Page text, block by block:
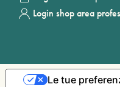
Login shop area
Le tue